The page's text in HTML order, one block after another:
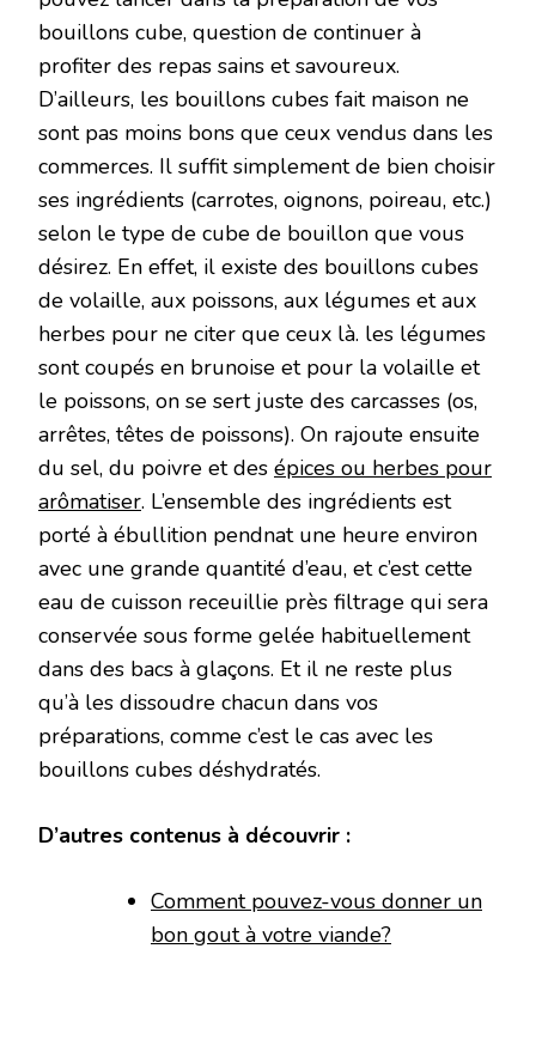
bouillons cube, question de continuer à
profiter des repas sains et savoureux.
D’ailleurs, les bouillons cubes fait maison ne
sont pas moins bons que ceux vendus dans les
commerces. Il suffit simplement de bien choisir
ses ingrédients (carrotes, oignons, poireau, etc.)
selon le type de cube de bouillon que vous
désirez. En effet, il existe des bouillons cubes
de volaille, aux poissons, aux légumes et aux
herbes pour ne citer que ceux là. les légumes
sont coupés en brunoise et pour la volaille et
le poissons, on se sert juste des carcasses (os,
arrêtes, têtes de poissons). On rajoute ensuite
du sel, du poivre et des épices ou herbes pour
arômatiser. L’ensemble des ingrédients est
porté à ébullition pendnat une heure environ
avec une grande quantité d’eau, et c’est cette
eau de cuisson receuillie près filtrage qui sera
conservée sous forme gelée habituellement
dans des bacs à glaçons. Et il ne reste plus
qu’à les dissoudre chacun dans vos
préparations, comme c’est le cas avec les
bouillons cubes déshydratés.
D’autres contenus à découvrir :
Comment pouvez-vous donner un
bon gout à votre viande?